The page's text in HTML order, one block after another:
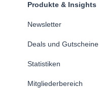
Produkte & Insights
Newsletter
Deals und Gutscheine
Statistiken
Mitgliederbereich